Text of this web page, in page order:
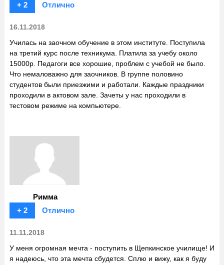
+ 2
Отлично
16.11.2018
Училась на заочном обучение в этом институте. Поступила
на третий курс после техникума. Платила за учебу около
15000р. Педагоги все хорошие, проблем с учебой не было.
Что немаловажно для заочников. В группе половино
студентов были приезжими и работали. Каждые праздники
проходили в актовом зале. Зачеты у нас проходили в
тестовом режиме на компьютере.
Римма
+ 2
Отлично
11.11.2018
У меня огромная мечта - поступить в Щепкинское училище! И
я надеюсь, что эта мечта сбудется. Сплю и вижу, как я буду